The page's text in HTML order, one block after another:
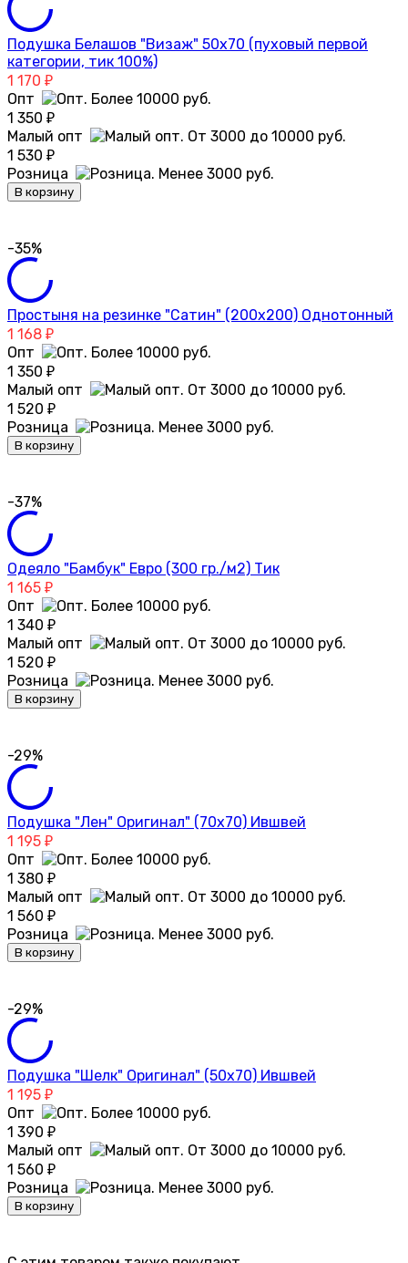
Подушка Белашов "Визаж" 50х70 (пуховый первой
категории, тик 100%)
1 170 ₽
Опт
1 350 ₽
Малый опт
1 530 ₽
Розница
В корзину
-35%
Простыня на резинке "Сатин" (200х200) Однотонный
1 168 ₽
Опт
1 350 ₽
Малый опт
1 520 ₽
Розница
В корзину
-37%
Одеяло "Бамбук" Евро (300 гр./м2) Тик
1 165 ₽
Опт
1 340 ₽
Малый опт
1 520 ₽
Розница
В корзину
-29%
Подушка "Лен" Оригинал" (70х70) Ившвей
1 195 ₽
Опт
1 380 ₽
Малый опт
1 560 ₽
Розница
В корзину
-29%
Подушка "Шелк" Оригинал" (50х70) Ившвей
1 195 ₽
Опт
1 390 ₽
Малый опт
1 560 ₽
Розница
В корзину